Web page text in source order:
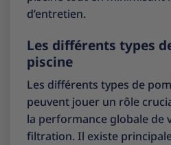
d’entretien.
Les différents types
piscine
Les différents types de
peuvent jouer un rôle
la performance globale de
filtration. Il existe